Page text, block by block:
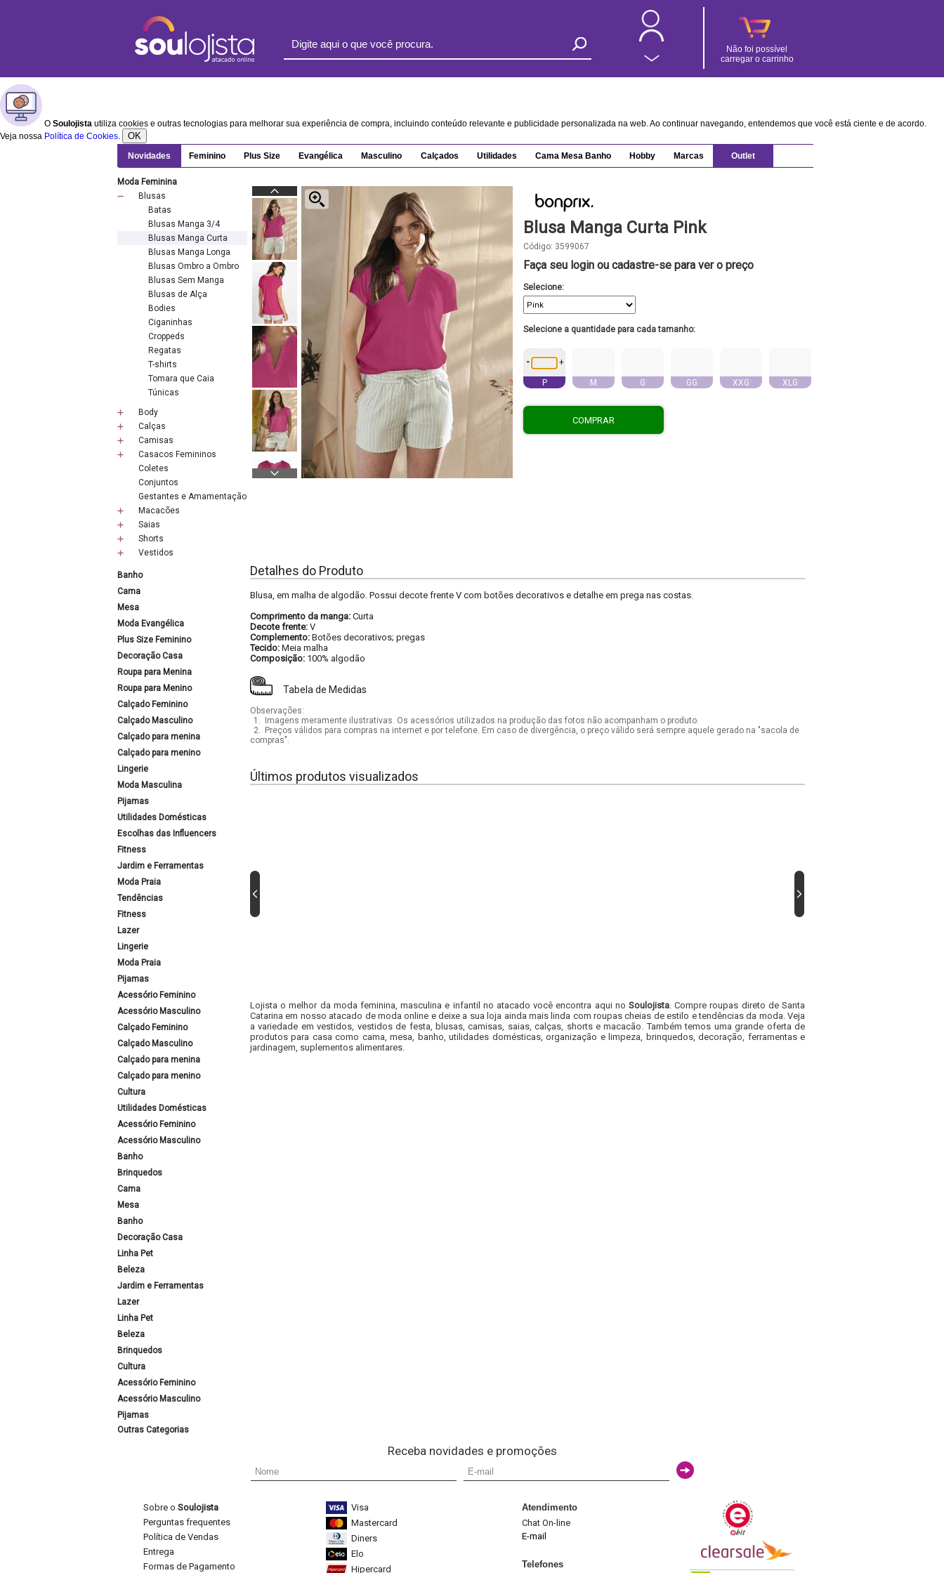
Não foi possível
carregar o carrinho
O Soulojista utiliza cookies e outras tecnologias para melhorar sua experiência de compra, incluindo conteúdo relevante e publicidade personalizada na web. Ao continuar navegando, entendemos que você está ciente e de acordo.
Veja nossa Política de Cookies. OK
Novidades Feminino Plus Size Evangélica Masculino Calçados Utilidades Cama Mesa Banho Hobby Marcas Outlet
Moda Feminina
Blusas
Batas
Blusas Manga 3/4
Blusas Manga Curta
Blusas Manga Longa
Blusas Ombro a Ombro
Blusas Sem Manga
Blusas de Alça
Bodies
Ciganinhas
Croppeds
Regatas
T-shirts
Tomara que Caia
Túnicas
Body
Calças
Camisas
Casacos Femininos
Coletes
Conjuntos
Gestantes e Amamentação
Macacões
Saias
Shorts
Vestidos
Banho
Cama
Mesa
Moda Evangélica
Plus Size Feminino
Decoração Casa
Roupa para Menina
Roupa para Menino
Calçado Feminino
Calçado Masculino
Calçado para menina
Calçado para menino
Lingerie
Moda Masculina
Pijamas
Utilidades Domésticas
Escolhas das Influencers
Fitness
Jardim e Ferramentas
Moda Praia
Tendências
Fitness
Lazer
Lingerie
Moda Praia
Pijamas
Acessório Feminino
Acessório Masculino
Calçado Feminino
Calçado Masculino
Calçado para menina
Calçado para menino
Cultura
Utilidades Domésticas
Acessório Feminino
Acessório Masculino
Banho
Brinquedos
Cama
Mesa
Banho
Decoração Casa
Linha Pet
Beleza
Jardim e Ferramentas
Lazer
Linha Pet
Beleza
Brinquedos
Cultura
Acessório Feminino
Acessório Masculino
Pijamas
Outras Categorias
Blusa Manga Curta Pink
Código: 3599067
Faça seu login ou cadastre-se para ver o preço
Selecione:
Selecione a quantidade para cada tamanho:
- +
P M G GG XXG XLG
COMPRAR
Detalhes do Produto
Blusa, em malha de algodão. Possui decote frente V com botões decorativos e detalhe em prega nas costas.
Comprimento da manga: Curta
Decote frente: V
Complemento: Botões decorativos; pregas
Tecido: Meia malha
Composição: 100% algodão
Tabela de Medidas
Observações:
1.
Imagens meramente ilustrativas. Os acessórios utilizados na produção das fotos não acompanham o produto.
2.
Preços válidos para compras na internet e por telefone. Em caso de divergência, o preço válido será sempre aquele gerado na "sacola de
compras".
Últimos produtos visualizados
Lojista o melhor da moda feminina, masculina e infantil no atacado você encontra aqui no Soulojista. Compre roupas direto de Santa
Catarina em nosso atacado de moda online e deixe a sua loja ainda mais linda com roupas cheias de estilo e tendências da moda. Veja
a variedade em vestidos, vestidos de festa, blusas, camisas, saias, calças, shorts e macacão. Também temos uma grande oferta de
produtos para casa como cama, mesa, banho, utilidades domésticas, organização e limpeza, brinquedos, decoração, ferramentas e
jardinagem, suplementos alimentares.
Receba novidades e promoções
Sobre o Soulojista
Perguntas frequentes
Política de Vendas
Entrega
Formas de Pagamento
Visa
Mastercard
Diners
Elo
Hipercard
Atendimento
Chat On-line
E-mail
Telefones